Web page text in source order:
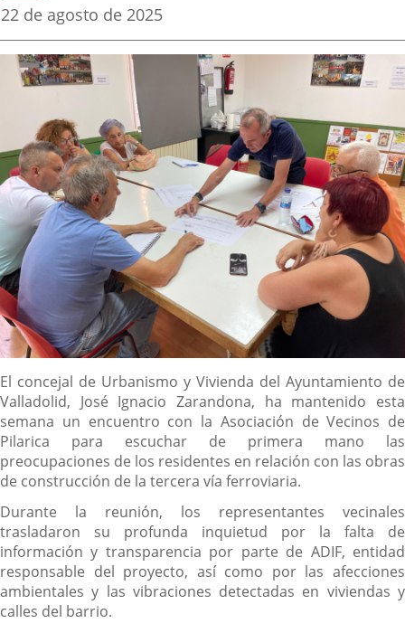
aplicación
externa.
aplicación
externa.
Fecha
la
noticia
22 de agosto de 2025
Descripción
El concejal de Urbanismo y Vivienda del Ayuntamiento de
Valladolid, José Ignacio Zarandona, ha mantenido esta
semana un encuentro con la Asociación de Vecinos de
Pilarica para escuchar de primera mano las
preocupaciones de los residentes en relación con las obras
de construcción de la tercera vía ferroviaria.
Durante la reunión, los representantes vecinales
trasladaron su profunda inquietud por la falta de
información y transparencia por parte de ADIF, entidad
responsable del proyecto, así como por las afecciones
ambientales y las vibraciones detectadas en viviendas y
calles del barrio.